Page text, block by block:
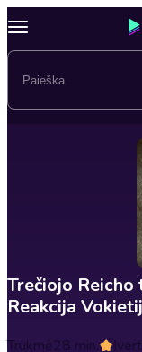
Trečiojo
Reakcija
Trukmė28 min.